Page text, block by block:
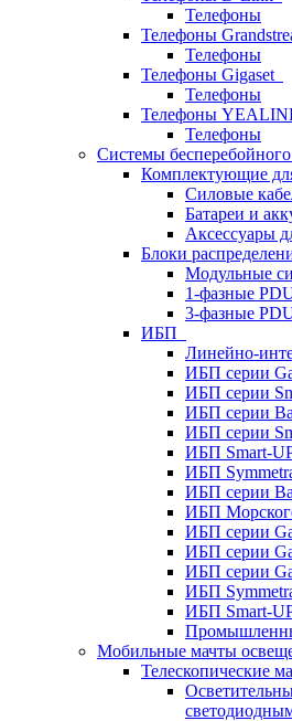
Телефоны
Телефоны
Телефоны
Телефоны Gigaset
Телефоны
Телефоны
Телефоны
Системы
Комплектующие
Силовые
Батареи и
Аксессуары
Блоки
Модульные
1-фазные
3-фазные
ИБП
Линейно-
ИБП серии
ИБП серии
ИБП серии
ИБП серии
ИБП Smart-
ИБП
ИБП серии
ИБП
ИБП серии
ИБП серии
ИБП серии
ИБП
ИБП Smart-
Мобильные мачты
Телескопические